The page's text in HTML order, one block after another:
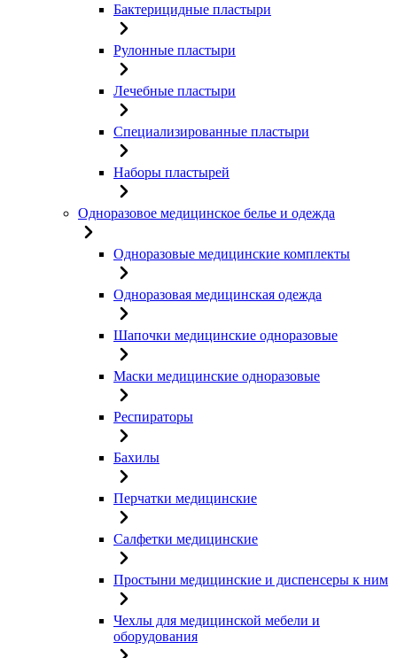
Бактерицидные пластыри
Рулонные пластыри
Лечебные пластыри
Специализированные пластыри
Наборы пластырей
Одноразовое медицинское белье и одежда
Одноразовые медицинские комплекты
Одноразовая медицинская одежда
Шапочки медицинские одноразовые
Маски медицинские одноразовые
Респираторы
Бахилы
Перчатки медицинские
Салфетки медицинские
Простыни медицинские и диспенсеры к ним
Чехлы для медицинской мебели и
оборудования